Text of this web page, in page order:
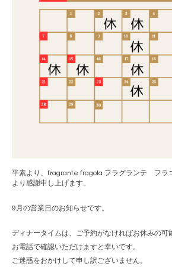
平素より、fragrante fragola フラグランテ フラ
より感謝申し上げます。
9月の営業日のお知らせです。
ディナータイムは、ご予約がなければお休みの可
お電話で確認いただけますと幸いです。
ご迷惑をおかけして申し訳ございません。